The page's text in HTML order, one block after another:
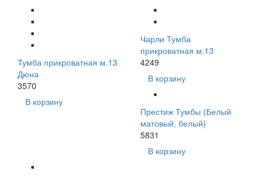
Тумба прикроватная м.13
Дюна
3570
В корзину
Чарли Тумба
прикроватная м.13
4249
В корзину
Престиж Тумбы (Белый
матовый, белый)
5831
В корзину